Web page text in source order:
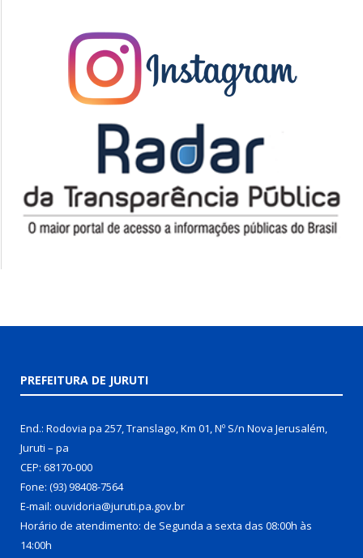
PREFEITURA DE JURUTI
End.: Rodovia pa 257, Translago, Km 01, Nº S/n Nova Jerusalém,
Juruti – pa
CEP: 68170-000
Fone: (93) 98408-7564
E-mail: ouvidoria@juruti.pa.gov.br
Horário de atendimento: de Segunda a sexta das 08:00h às
14:00h